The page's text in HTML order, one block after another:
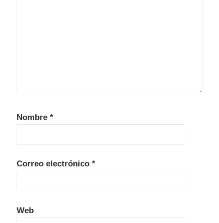
Nombre *
Correo electrónico *
Web